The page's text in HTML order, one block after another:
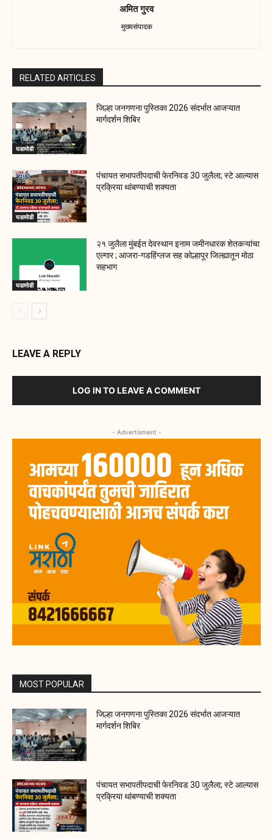
अमित गुरव
मुख्यसंपादक
RELATED ARTICLES
घडामोडी
जिल्हा जनगणना पुस्तिका 2026 संदर्भात आजऱ्यात
मार्गदर्शन शिबिर
घडामोडी
पंचायत सभापतीपदाची फेरनिवड 30 जुलैला; स्टे आल्यास
प्रक्रिया थांबण्याची शक्यता
घडामोडी
२१ जुलैला मुंबईत देवस्थान इनाम जमीनधारक शेतकऱ्यांचा
एल्गार ; आजरा-गडहिंग्लज सह कोल्हापूर जिल्ह्यातून मोठा
सहभाग
LEAVE A REPLY
LOG IN TO LEAVE A COMMENT
- Advertisment -
MOST POPULAR
जिल्हा जनगणना पुस्तिका 2026 संदर्भात आजऱ्यात
मार्गदर्शन शिबिर
पंचायत सभापतीपदाची फेरनिवड 30 जुलैला; स्टे आल्यास
प्रक्रिया थांबण्याची शक्यता